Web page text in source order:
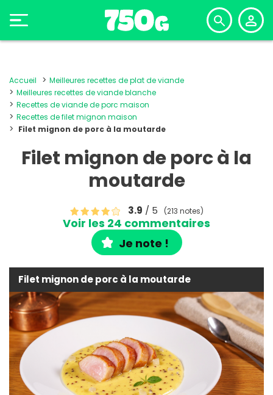
Accueil
Meilleures recettes de plat de viande
Meilleures recettes de viande blanche
Recettes de viande de porc maison
Recettes de filet mignon maison
Filet mignon de porc à la moutarde
Filet mignon de porc à la
moutarde
3.9 / 5 (213 notes)
Voir les 24 commentaires
Je note !
Filet mignon de porc à la moutarde